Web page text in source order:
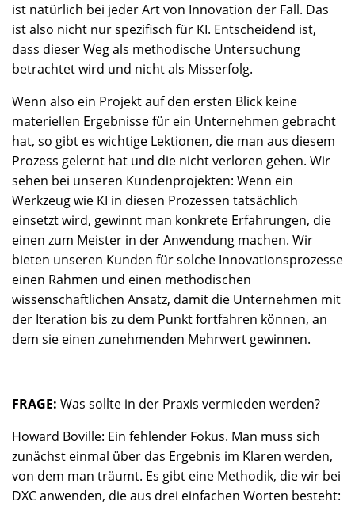
ist natürlich bei jeder Art von Innovation der Fall. Das
ist also nicht nur spezifisch für KI. Entscheidend ist,
dass dieser Weg als methodische Untersuchung
betrachtet wird und nicht als Misserfolg.
Wenn also ein Projekt auf den ersten Blick keine
materiellen Ergebnisse für ein Unternehmen gebracht
hat, so gibt es wichtige Lektionen, die man aus diesem
Prozess gelernt hat und die nicht verloren gehen. Wir
sehen bei unseren Kundenprojekten: Wenn ein
Werkzeug wie KI in diesen Prozessen tatsächlich
einsetzt wird, gewinnt man konkrete Erfahrungen, die
einen zum Meister in der Anwendung machen. Wir
bieten unseren Kunden für solche Innovationsprozesse
einen Rahmen und einen methodischen
wissenschaftlichen Ansatz, damit die Unternehmen mit
der Iteration bis zu dem Punkt fortfahren können, an
dem sie einen zunehmenden Mehrwert gewinnen.
FRAGE: Was sollte in der Praxis vermieden werden?
Howard Boville: Ein fehlender Fokus. Man muss sich
zunächst einmal über das Ergebnis im Klaren werden,
von dem man träumt. Es gibt eine Methodik, die wir bei
DXC anwenden, die aus drei einfachen Worten besteht: